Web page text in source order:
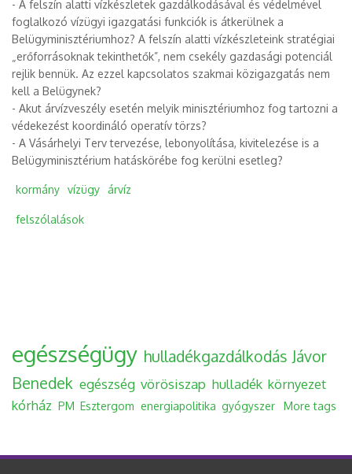
- A felszín alatti vízkészletek gazdálkodásával és védelmével
foglalkozó vízügyi igazgatási funkciók is átkerülnek a
Belügyminisztériumhoz? A felszín alatti vízkészleteink stratégiai
„erőforrásoknak tekinthetők”, nem csekély gazdasági potenciál
rejlik bennük. Az ezzel kapcsolatos szakmai közigazgatás nem
kell a Belügynek?
- Akut árvízveszély esetén melyik minisztériumhoz fog tartozni a
védekezést koordináló operatív törzs?
- A Vásárhelyi Terv tervezése, lebonyolítása, kivitelezése is a
Belügyminisztérium hatáskörébe fog kerülni esetleg?
kormány vízügy árvíz
felszólalások
egészségügy hulladékgazdálkodás Jávor
Benedek egészség vörösiszap hulladék környezet
kórház PM Esztergom energiapolitika gyógyszer More tags